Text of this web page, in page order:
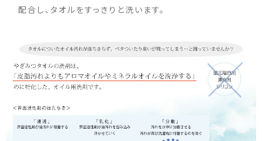
配合し、タオルをすっきりと洗います。